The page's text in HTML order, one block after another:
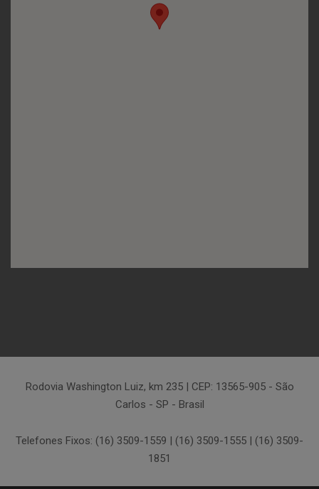
Rodovia Washington Luiz, km 235 | CEP: 13565-905 - São
Carlos - SP - Brasil
Telefones Fixos: (16) 3509-1559 | (16) 3509-1555 | (16) 3509-
1851